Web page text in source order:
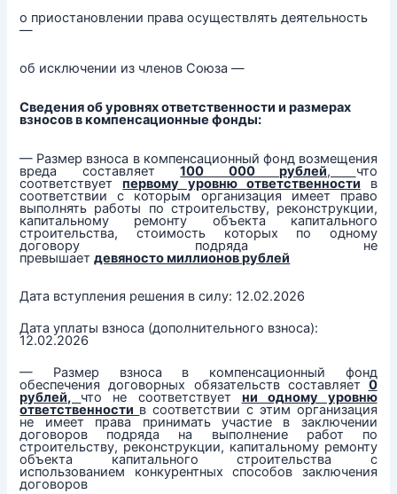
о приостановлении права осуществлять деятельность
—
об исключении из членов Союза —
Сведения об уровнях ответственности и размерах
взносов в компенсационные фонды:
— Размер взноса в компенсационный фонд возмещения
вреда составляет100 000 рублей, что
соответствуетпервому уровню ответственности в
соответствии с которым организация имеет право
выполнять работы по строительству, реконструкции,
капитальному ремонту объекта капитального
строительства, стоимость которых по одному
договору подряда не
превышаетдевяносто миллионов рублей
Дата вступления решения в силу: 12.02.2026
Дата уплаты взноса (дополнительного взноса):
12.02.2026
— Размер взноса в компенсационный фонд
обеспечения договорных обязательств составляет 0
рублей, что не соответствует ни одному уровню
ответственности в соответствии с этим организация
не имеет права принимать участие в заключении
договоров подряда на выполнение работ по
строительству, реконструкции, капитальному ремонту
объекта капитального строительства с
использованием конкурентных способов заключения
договоров